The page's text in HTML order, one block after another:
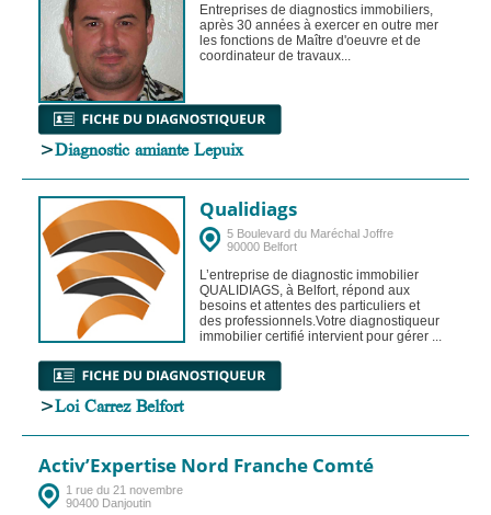
Entreprises de diagnostics immobiliers,
après 30 années à exercer en outre mer
les fonctions de Maître d'oeuvre et de
coordinateur de travaux...
>Diagnostic amiante Lepuix
Qualidiags
5 Boulevard du Maréchal Joffre
90000 Belfort
L’entreprise de diagnostic immobilier
QUALIDIAGS, à Belfort, répond aux
besoins et attentes des particuliers et
des professionnels.Votre diagnostiqueur
immobilier certifié intervient pour gérer ...
>Loi Carrez Belfort
Activ’Expertise Nord Franche Comté
1 rue du 21 novembre
90400 Danjoutin